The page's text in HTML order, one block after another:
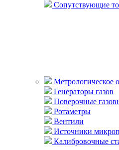
Сопутствующие
Метрологическое
Генераторы газов
Поверочные
Ротаметры
Вентили
Источники
Калибровочные